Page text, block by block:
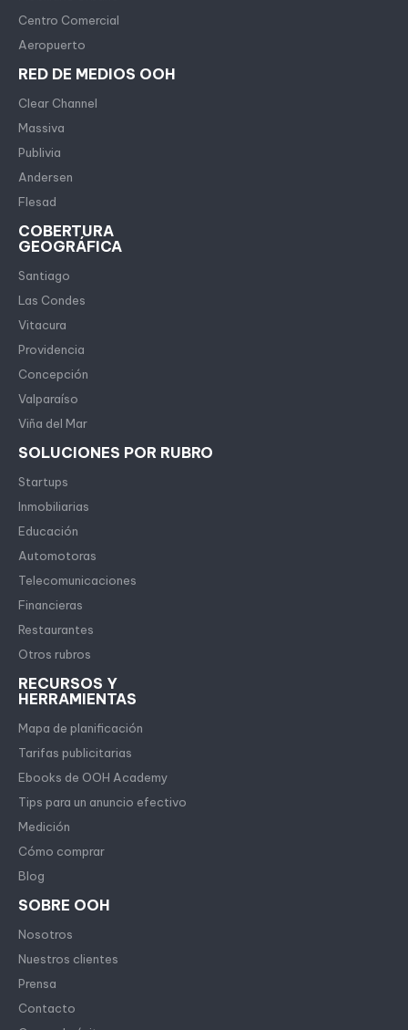
Centro Comercial
Aeropuerto
RED DE MEDIOS OOH
Clear Channel
Massiva
Publivia
Andersen
Flesad
COBERTURA
GEOGRÁFICA
Santiago
Las Condes
Vitacura
Providencia
Concepción
Valparaíso
Viña del Mar
SOLUCIONES POR RUBRO
Startups
Inmobiliarias
Educación
Automotoras
Telecomunicaciones
Financieras
Restaurantes
Otros rubros
RECURSOS Y
HERRAMIENTAS
Mapa de planificación
Tarifas publicitarias
Ebooks de OOH Academy
Tips para un anuncio efectivo
Medición
Cómo comprar
Blog
SOBRE OOH
Nosotros
Nuestros clientes
Prensa
Contacto